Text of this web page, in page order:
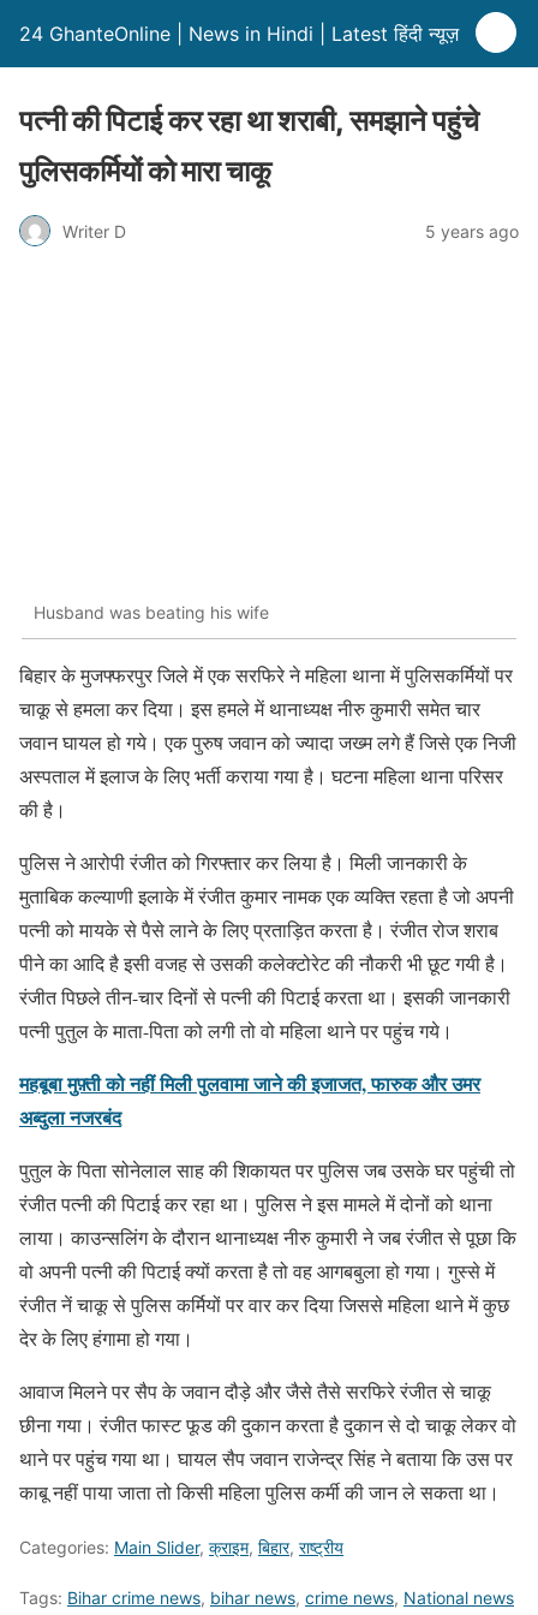
24 GhanteOnline | News in Hindi | Latest हिंदी न्यूज़
पत्नी की पिटाई कर रहा था शराबी, समझाने पहुंचे
पुलिसकर्मियों को मारा चाकू
Writer D 5 years ago
Husband was beating his wife
बिहार के मुजफ्फरपुर जिले में एक सरफिरे ने महिला थाना में पुलिसकर्मियों पर
चाकू से हमला कर दिया। इस हमले में थानाध्यक्ष नीरु कुमारी समेत चार
जवान घायल हो गये। एक पुरुष जवान को ज्यादा जख्म लगे हैं जिसे एक निजी
अस्पताल में इलाज के लिए भर्ती कराया गया है। घटना महिला थाना परिसर
की है।
पुलिस ने आरोपी रंजीत को गिरफ्तार कर लिया है। मिली जानकारी के
मुताबिक कल्याणी इलाके में रंजीत कुमार नामक एक व्यक्ति रहता है जो अपनी
पत्नी को मायके से पैसे लाने के लिए प्रताड़ित करता है। रंजीत रोज शराब
पीने का आदि है इसी वजह से उसकी कलेक्टोरेट की नौकरी भी छूट गयी है।
रंजीत पिछले तीन-चार दिनों से पत्नी की पिटाई करता था। इसकी जानकारी
पत्नी पुतुल के माता-पिता को लगी तो वो महिला थाने पर पहुंच गये।
महबूबा मुफ़्ती को नहीं मिली पुलवामा जाने की इजाजत, फारुक और उमर
अब्दुला नजरबंद
पुतुल के पिता सोनेलाल साह की शिकायत पर पुलिस जब उसके घर पहुंची तो
रंजीत पत्नी की पिटाई कर रहा था। पुलिस ने इस मामले में दोनों को थाना
लाया। काउन्सलिंग के दौरान थानाध्यक्ष नीरु कुमारी ने जब रंजीत से पूछा कि
वो अपनी पत्नी की पिटाई क्यों करता है तो वह आगबबुला हो गया। गुस्से में
रंजीत नें चाकू से पुलिस कर्मियों पर वार कर दिया जिससे महिला थाने में कुछ
देर के लिए हंगामा हो गया।
आवाज मिलने पर सैप के जवान दौड़े और जैसे तैसे सरफिरे रंजीत से चाकू
छीना गया। रंजीत फास्ट फूड की दुकान करता है दुकान से दो चाकू लेकर वो
थाने पर पहुंच गया था। घायल सैप जवान राजेन्द्र सिंह ने बताया कि उस पर
काबू नहीं पाया जाता तो किसी महिला पुलिस कर्मी की जान ले सकता था।
Categories: Main Slider, क्राइम, बिहार, राष्ट्रीय
Tags: Bihar crime news, bihar news, crime news, National news